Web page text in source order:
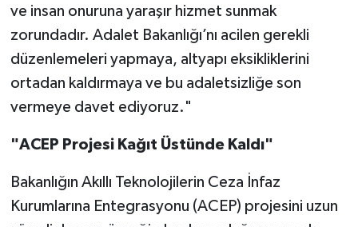
ve insan onuruna yaraşır hizmet sunmak
zorundadır. Adalet Bakanlığı’nı acilen gerekli
düzenlemeleri yapmaya, altyapı eksikliklerini
ortadan kaldırmaya ve bu adaletsizliğe son
vermeye davet ediyoruz."
"ACEP Projesi Kağıt Üstünde Kaldı"
Bakanlığın Akıllı Teknolojilerin Ceza İnfaz
Kurumlarına Entegrasyonu (ACEP) projesini uzun